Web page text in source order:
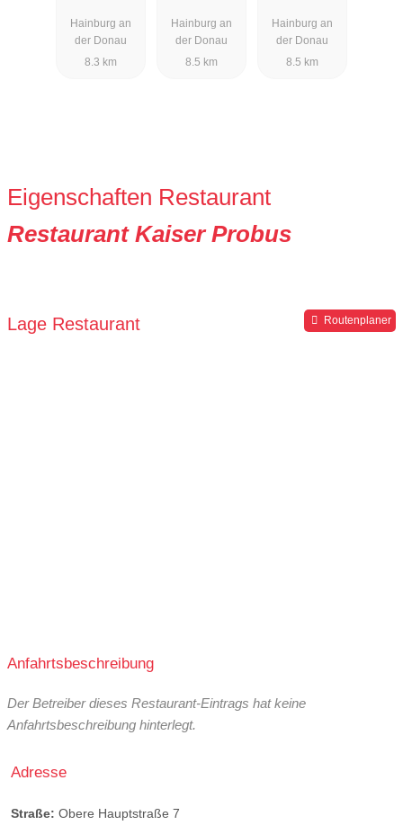
Hainburg an
der Donau
8.3 km
Hainburg an
der Donau
8.5 km
Hainburg an
der Donau
8.5 km
Eigenschaften Restaurant
Restaurant Kaiser Probus
Lage Restaurant Routenplaner
Anfahrtsbeschreibung
Der Betreiber dieses Restaurant-Eintrags hat keine
Anfahrtsbeschreibung hinterlegt.
Adresse
Straße: Obere Hauptstraße 7